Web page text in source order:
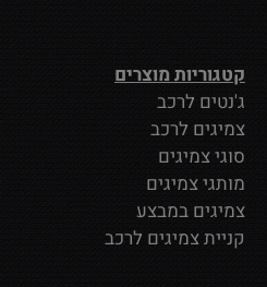
קטגוריות מוצרים
ג'נטים לרכב
צמיגים לרכב
סוגי צמיגים
מותגי צמיגים
צמיגים במבצע
קניית צמיגים לרכב